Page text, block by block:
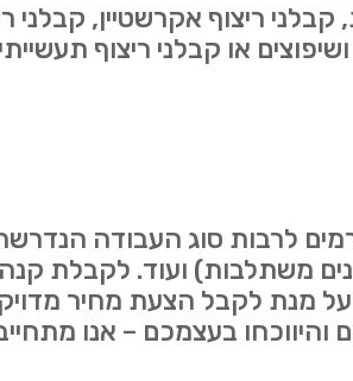
ריצוף אקרשטיין, קבלני
או קבלני ריצוף
לרבות סוג העבודה
משתלבות) ועוד. לקבלת
על מנת לקבל הצעת מחיר
בעצמכם – אנו